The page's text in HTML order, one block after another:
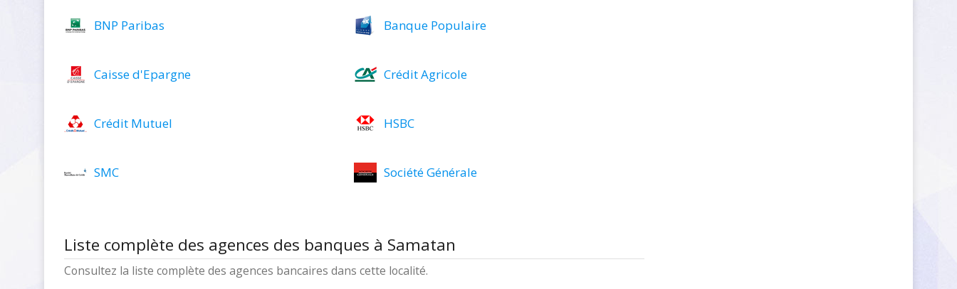
BNP Paribas Banque Populaire
Caisse d'Epargne Crédit Agricole
Crédit Mutuel HSBC
SMC Société Générale
Liste complète des agences des banques à Samatan
Consultez la liste complète des agences bancaires dans cette localité.